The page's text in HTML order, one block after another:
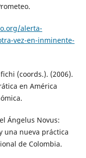
alerta-
vez-en-inminente-
(coords.). (2006).
en América
Ángelus Novus:
una nueva práctica
de Colombia.